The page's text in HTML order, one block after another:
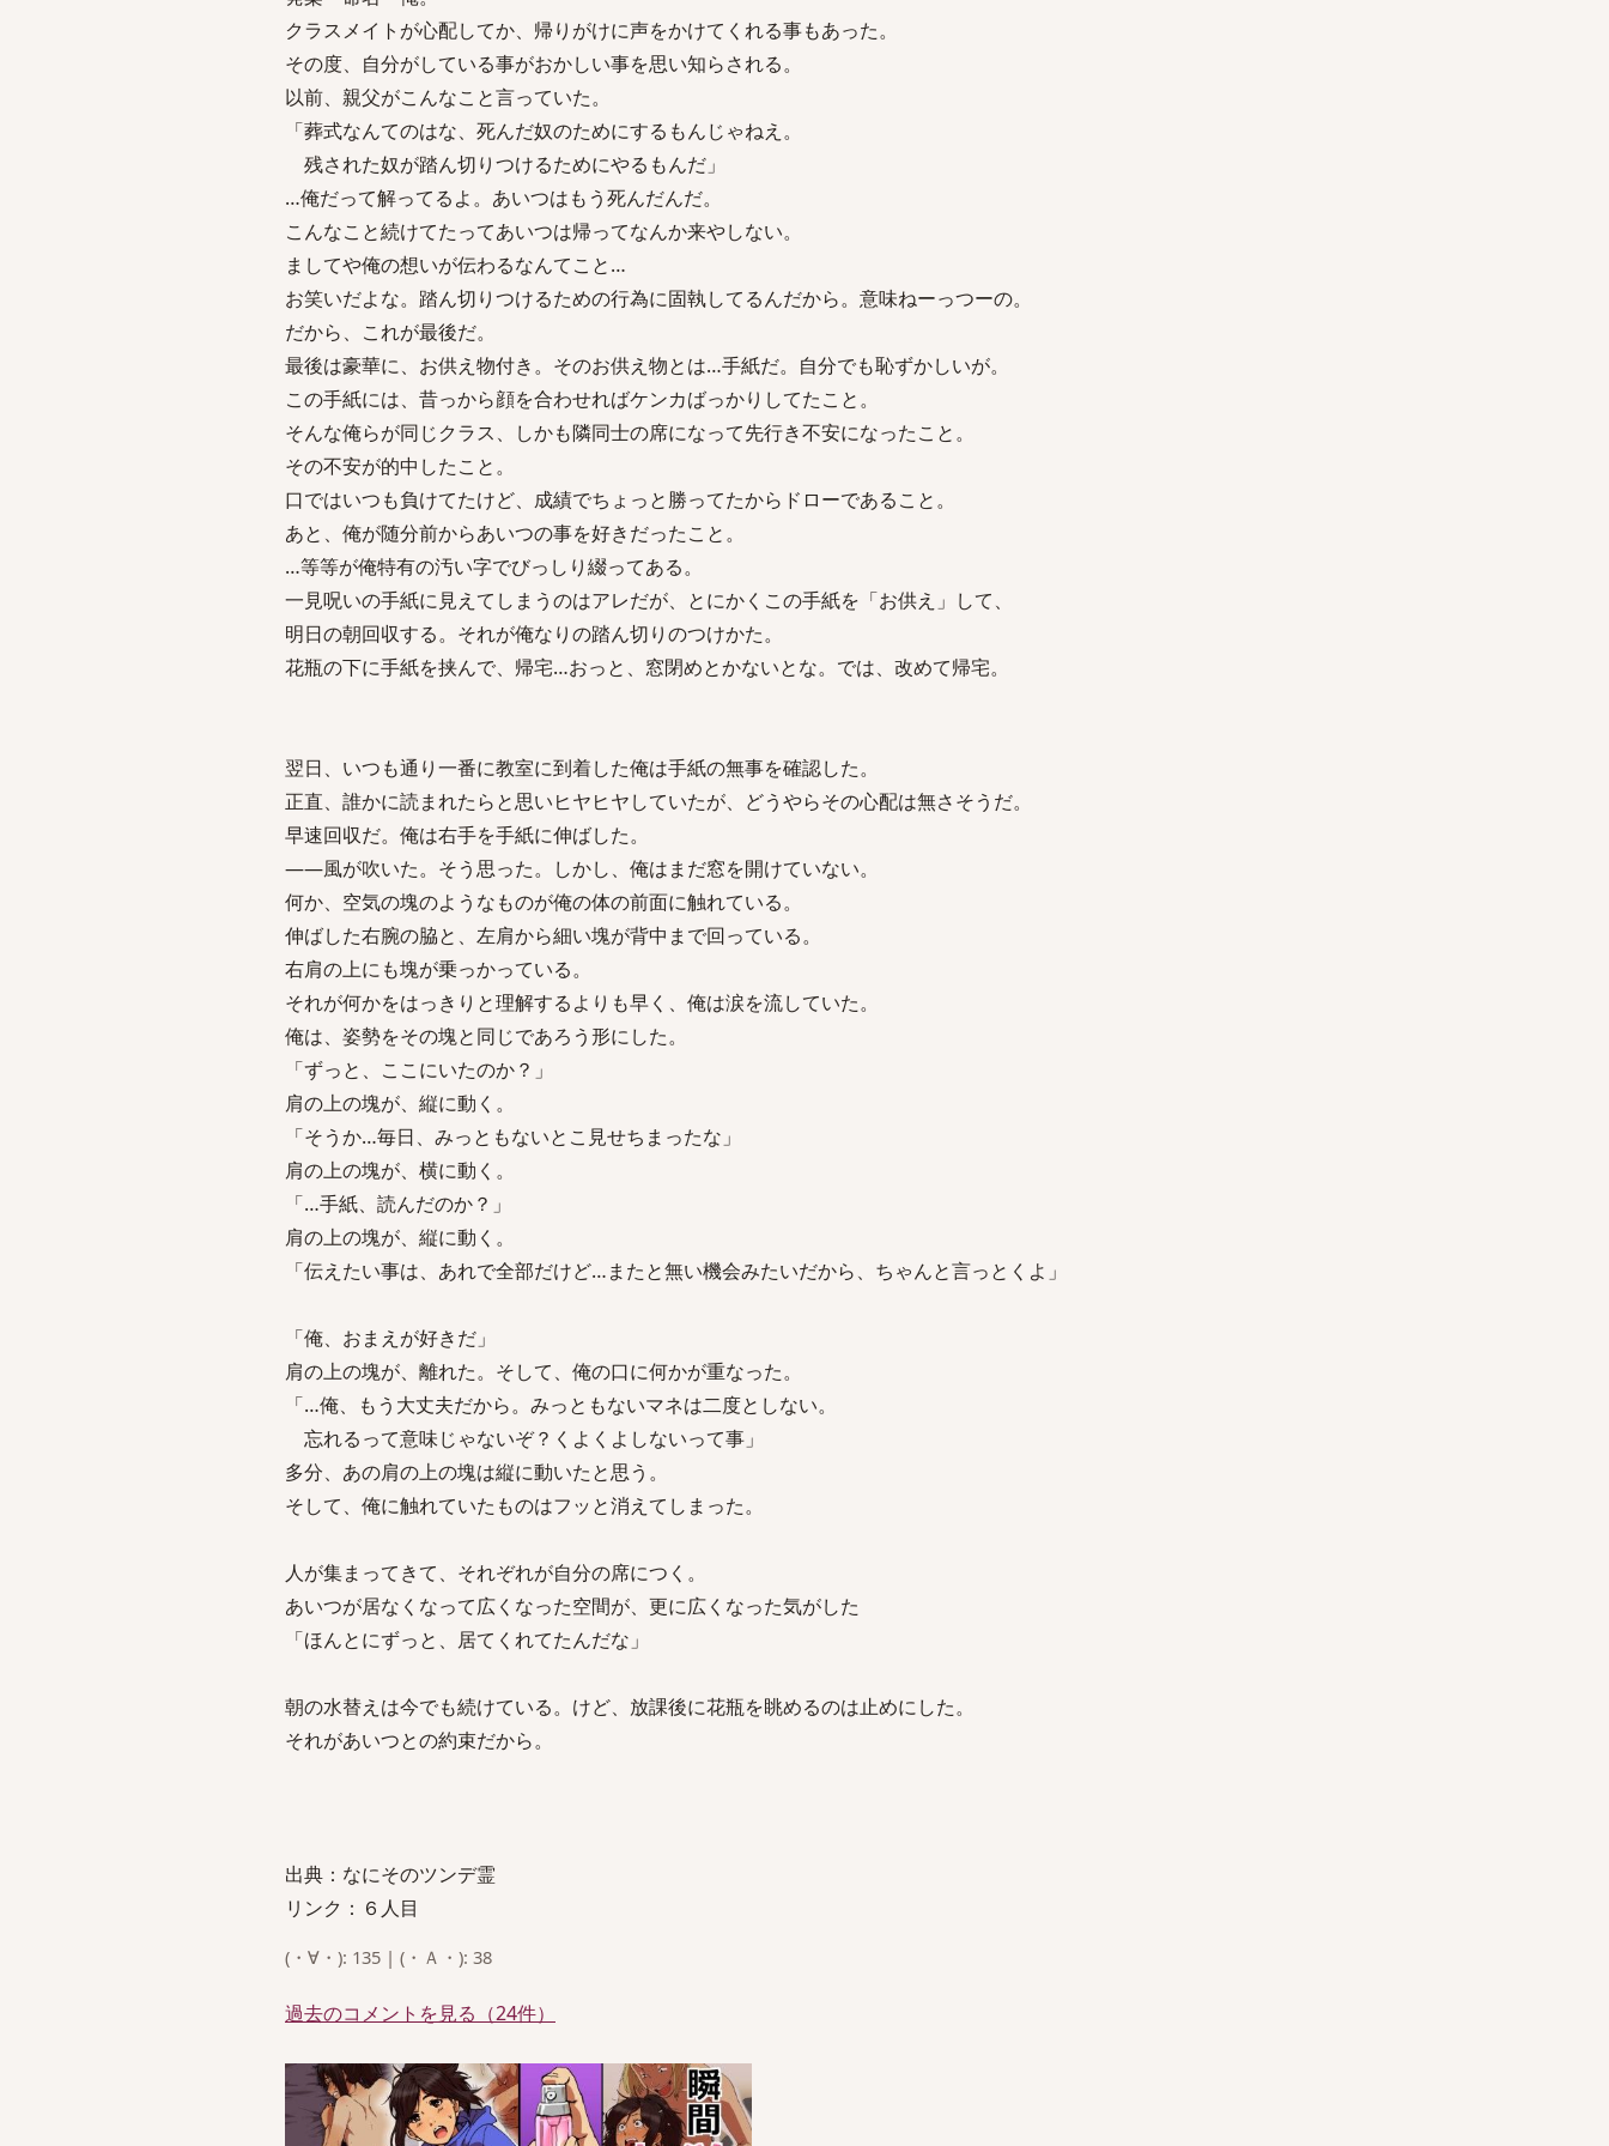
クラスメイトが心配してか、帰りがけに声をかけてくれる事もあった。
その度、自分がしている事がおかしい事を思い知らされる。
以前、親父がこんなこと言っていた。
「葬式なんてのはな、死んだ奴のためにするもんじゃねえ。
残された奴が踏ん切りつけるためにやるもんだ」
…俺だって解ってるよ。あいつはもう死んだんだ。
こんなこと続けてたってあいつは帰ってなんか来やしない。
ましてや俺の想いが伝わるなんてこと…
お笑いだよな。踏ん切りつけるための行為に固執してるんだから。意味ねーっつーの。
だから、これが最後だ。
最後は豪華に、お供え物付き。そのお供え物とは…手紙だ。自分でも恥ずかしいが。
この手紙には、昔っから顔を合わせればケンカばっかりしてたこと。
そんな俺らが同じクラス、しかも隣同士の席になって先行き不安になったこと。
その不安が的中したこと。
口ではいつも負けてたけど、成績でちょっと勝ってたからドローであること。
あと、俺が随分前からあいつの事を好きだったこと。
…等等が俺特有の汚い字でびっしり綴ってある。
一見呪いの手紙に見えてしまうのはアレだが、とにかくこの手紙を「お供え」して、
明日の朝回収する。それが俺なりの踏ん切りのつけかた。
花瓶の下に手紙を挟んで、帰宅…おっと、窓閉めとかないとな。では、改めて帰宅。
翌日、いつも通り一番に教室に到着した俺は手紙の無事を確認した。
正直、誰かに読まれたらと思いヒヤヒヤしていたが、どうやらその心配は無さそうだ。
早速回収だ。俺は右手を手紙に伸ばした。
――風が吹いた。そう思った。しかし、俺はまだ窓を開けていない。
何か、空気の塊のようなものが俺の体の前面に触れている。
伸ばした右腕の脇と、左肩から細い塊が背中まで回っている。
右肩の上にも塊が乗っかっている。
それが何かをはっきりと理解するよりも早く、俺は涙を流していた。
俺は、姿勢をその塊と同じであろう形にした。
「ずっと、ここにいたのか？」
肩の上の塊が、縦に動く。
「そうか…毎日、みっともないとこ見せちまったな」
肩の上の塊が、横に動く。
「…手紙、読んだのか？」
肩の上の塊が、縦に動く。
「伝えたい事は、あれで全部だけど…またと無い機会みたいだから、ちゃんと言っとくよ」
「俺、おまえが好きだ」
肩の上の塊が、離れた。そして、俺の口に何かが重なった。
「…俺、もう大丈夫だから。みっともないマネは二度としない。
忘れるって意味じゃないぞ？くよくよしないって事」
多分、あの肩の上の塊は縦に動いたと思う。
そして、俺に触れていたものはフッと消えてしまった。
人が集まってきて、それぞれが自分の席につく。
あいつが居なくなって広くなった空間が、更に広くなった気がした
「ほんとにずっと、居てくれてたんだな」
朝の水替えは今でも続けている。けど、放課後に花瓶を眺めるのは止めにした。
それがあいつとの約束だから。
出典：なにそのツンデ霊
リンク：６人目
(・∀・): 135 | (・Ａ・): 38
過去のコメントを見る（24件）